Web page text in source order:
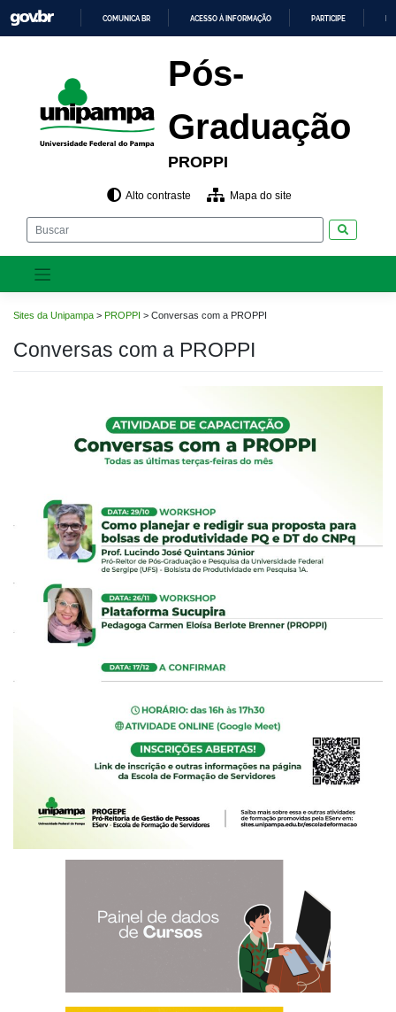
para
o
O
CONTEÚDO
COMUNICA BR ACESSO À INFORMAÇÃO PARTICIPE
Pós-
Graduação
PROPPI
Alto contraste Mapa do site
Sites da Unipampa > PROPPI > Conversas com a PROPPI
Conversas com a PROPPI